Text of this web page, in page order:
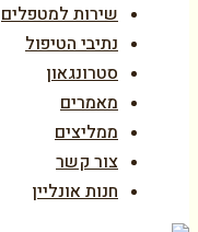
שירות למטפלים
נתיבי הטיפול
סטרונגאון
מאמרים
ממליצים
צור קשר
חנות אונליין